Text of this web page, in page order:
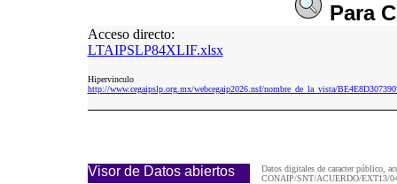
Para
Acceso directo:
LTAIPSLP84XLIF.xlsx
Hipervinculo
http://www.cegaipslp.org.mx/webcegaip2026.nsf/nombre_de_la_vista/
Visor de Datos abiertos
Datos digitales de caracter público,
CONAIP/SNT/ACUERDO/EXT13/